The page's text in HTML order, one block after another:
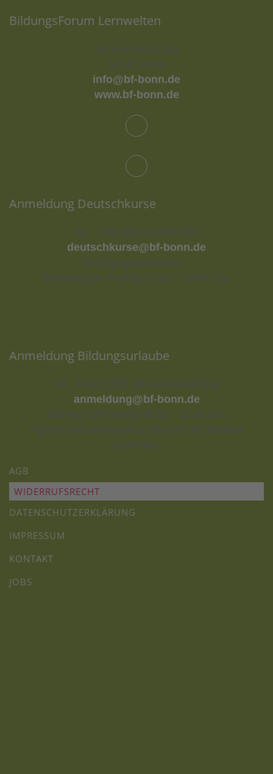
BildungsForum Lernwelten
Im Krausfeld 30a
53111 Bonn
info@bf-bonn.de
www.bf-bonn.de
Anmeldung Deutschkurse
Tel.: +49 (0)228 9695-950
deutschkurse@bf-bonn.de
Montag geschlossen
Dienstag bis Freitag 10:00 - 13:00 Uhr
Anmeldung Bildungsurlaube
Tel.: +49 (0)228 9695-940/990/992
anmeldung@bf-bonn.de
Montag bis Freitag 09:30 - 12:30 Uhr
Für den Rückrufservice bitte auf die Mailbox
sprechen.
AGB
WIDERRUFSRECHT
DATENSCHUTZERKLÄRUNG
IMPRESSUM
KONTAKT
JOBS